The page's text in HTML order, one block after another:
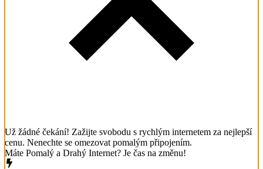
Už žádné čekání! Zažijte svobodu s rychlým internetem za nejlepší
cenu. Nenechte se omezovat pomalým připojením.
Máte Pomalý a Drahý Internet? Je čas na změnu!